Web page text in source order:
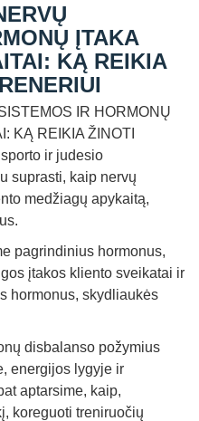
ĮTAKA
KĄ REIKIA
IR HORMONŲ
KĄ REIKIA ŽINOTI
ir judesio
suprasti, kaip nervų
medžiagų apykaitą,
pagrindinius hormonus,
įtakos kliento sveikatai ir
hormonus, skydliaukės
disbalanso požymius
energijos lygyje ir
aptarsime, kaip,
koreguoti treniruočių